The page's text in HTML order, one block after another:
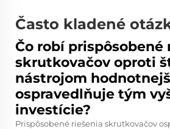
Často kladené
Čo robí prispôsobené
skrutkovačov oproti
nástrojom
ospravedlňuje tým
investície?
Prispôsobené riešenia skrutkovačov